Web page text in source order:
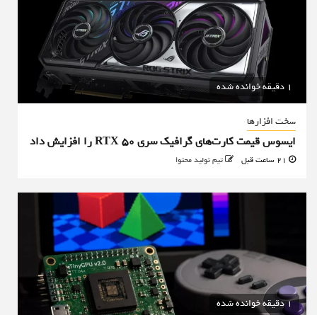
1 دقیقه خوانده شده
سخت افزارها
ایسوس قیمت کارت‌های گرافیک سری RTX 50 را افزایش داد
تیم تولید محتوا
1 دقیقه خوانده شده